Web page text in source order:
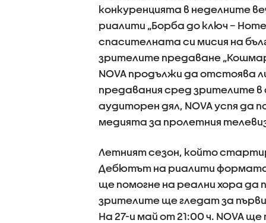
конкуренцията в неделните
риалити „Борба до ключ –
спасителната си мисия на
зрителите предаване
NOVA продължи да отстоява
предавания сред зрителите в
аудиторен дял, NOVA успя да
медията за пролетния
Летният сезон, който
Дебютът на риалити
ще помогне на реални хора
зрителите ще гледат за
На 27-и май от 21:00 ч. NOVA